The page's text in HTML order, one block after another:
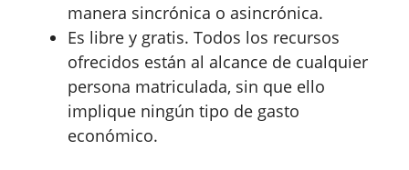
manera sincrónica o asincrónica.
Es libre y gratis. Todos los recursos
ofrecidos están al alcance de cualquier
persona matriculada, sin que ello
implique ningún tipo de gasto
económico.